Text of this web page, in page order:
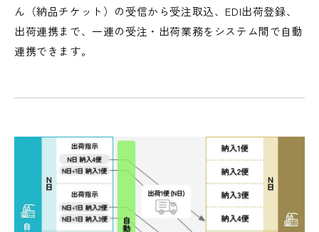
ん（納品チケット）の受信から受注取込、EDI出荷登録、
出荷連携まで、一連の受注・出荷業務をシステム間で自動
連携できます。